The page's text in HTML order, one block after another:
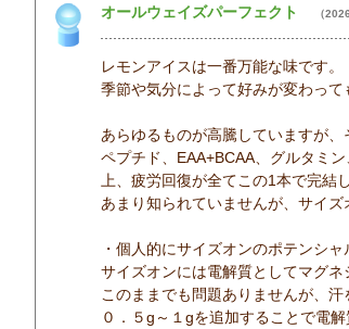
オールウェイズパーフェクト （
レモンアイスは一番万能な味です。
季節や気分によって好みが変わって
あらゆるものが高騰していますが
ペプチド、EAA+BCAA、グルタミ
上、疲労回復が全てこの1本で完結
あまり知られていませんが、サイズ
・個人的にサイズオンのポテンシ
サイズオンには電解質としてマグ
このままでも問題ありませんが、
０．５g～１gを追加することで電